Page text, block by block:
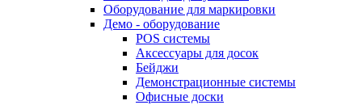
Оборудование для маркировки
Демо - оборудование
POS системы
Аксессуары для досок
Бейджи
Демонстрационные системы
Офисные доски